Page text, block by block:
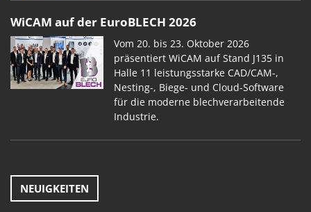
WiCAM auf der EuroBLECH 2026
Vom 20. bis 23. Oktober 2026
präsentiert WiCAM auf Stand J135 in
Halle 11 leistungsstarke CAD/CAM-,
Nesting-, Biege- und Cloud-Software
für die moderne blechverarbeitende
Industrie.
NEUIGKEITEN